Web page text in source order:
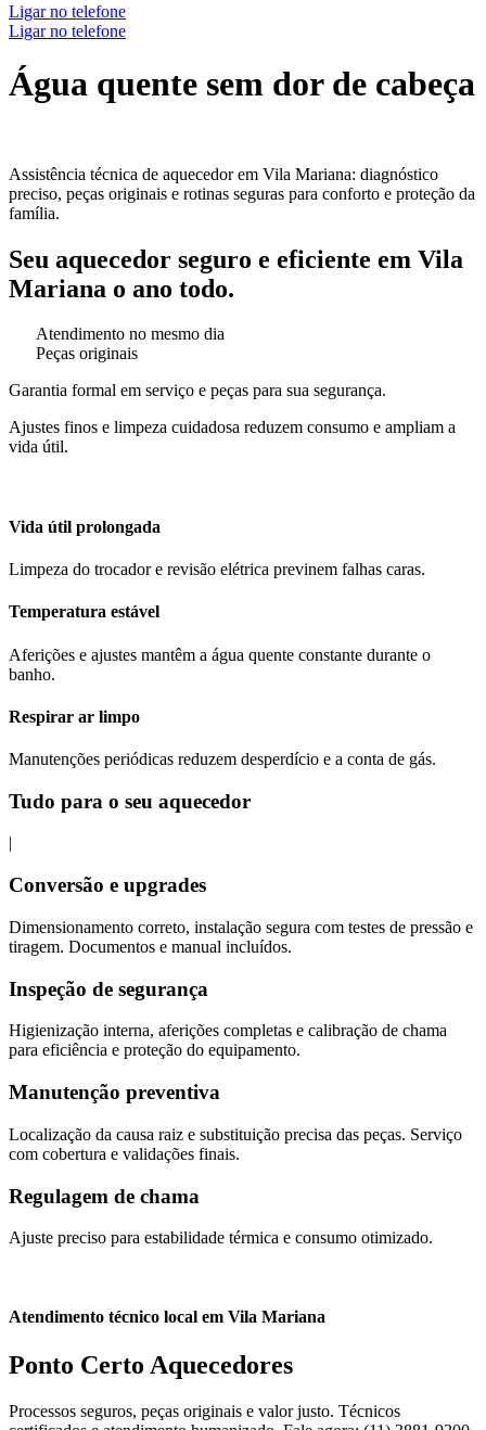
Ligar no telefone
Ligar no telefone
Água quente sem dor de cabeça
Assistência técnica de aquecedor em Vila Mariana: diagnóstico
preciso, peças originais e rotinas seguras para conforto e proteção da
família.
Seu aquecedor seguro e eficiente em Vila
Mariana o ano todo.
Atendimento no mesmo dia
Peças originais
Garantia formal em serviço e peças para sua segurança.
Ajustes finos e limpeza cuidadosa reduzem consumo e ampliam a
vida útil.
Vida útil prolongada
Limpeza do trocador e revisão elétrica previnem falhas caras.
Temperatura estável
Aferições e ajustes mantêm a água quente constante durante o
banho.
Respirar ar limpo
Manutenções periódicas reduzem desperdício e a conta de gás.
Tudo para o seu aquecedor
Conversão e upgrades
Dimensionamento correto, instalação segura com testes de pressão e
tiragem. Documentos e manual incluídos.
Inspeção de segurança
Higienização interna, aferições completas e calibração de chama
para eficiência e proteção do equipamento.
Manutenção preventiva
Localização da causa raiz e substituição precisa das peças. Serviço
com cobertura e validações finais.
Regulagem de chama
Ajuste preciso para estabilidade térmica e consumo otimizado.
Atendimento técnico local em Vila Mariana
Ponto Certo Aquecedores
Processos seguros, peças originais e valor justo. Técnicos